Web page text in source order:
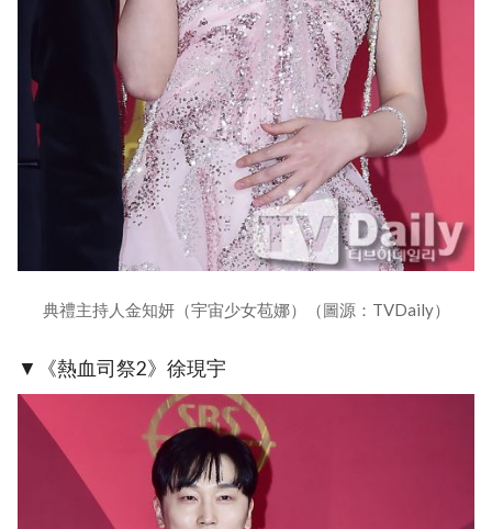
典禮主持人金知妍（宇宙少女苞娜）（圖源：TVDaily）
▼《熱血司祭2》徐現宇